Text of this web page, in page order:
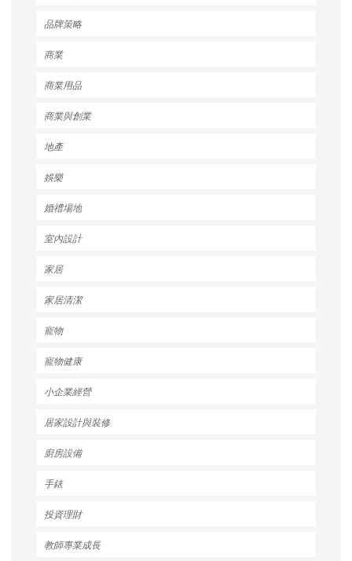
品牌策略
商業
商業用品
商業與創業
地產
娛樂
婚禮場地
室內設計
家居
家居清潔
寵物
寵物健康
小企業經營
居家設計與裝修
廚房設備
手錶
投資理財
教師專業成長